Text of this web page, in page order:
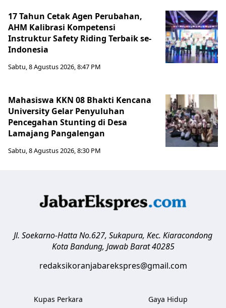
17 Tahun Cetak Agen Perubahan,
AHM Kalibrasi Kompetensi
Instruktur Safety Riding Terbaik se-
Indonesia
Sabtu, 8 Agustus 2026, 8:47 PM
Mahasiswa KKN 08 Bhakti Kencana
University Gelar Penyuluhan
Pencegahan Stunting di Desa
Lamajang Pangalengan
Sabtu, 8 Agustus 2026, 8:30 PM
Jl. Soekarno-Hatta No.627, Sukapura, Kec. Kiaracondong
Kota Bandung, Jawab Barat 40285
redaksikoranjabarekspres@gmail.com
Kupas Perkara Gaya Hidup